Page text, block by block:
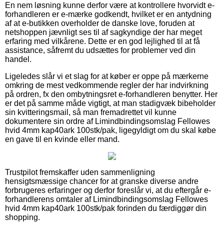
En nem løsning kunne derfor være at kontrollere hvorvidt e-
forhandleren er e-mærke godkendt, hvilket er en antydning
af at e-butikken overholder de danske love, foruden at
netshoppen jævnligt ses til af sagkyndige der har meget
erfaring med vilkårene. Dette er en god lejlighed til at få
assistance, såfremt du udsættes for problemer ved din
handel.
Ligeledes slår vi et slag for at køber er oppe på mærkerne
omkring de mest vedkommende regler der har indvirkning
på ordren, fx den ombytningsret e-forhandleren benytter. Her
er det på samme måde vigtigt, at man stadigvæk bibeholder
sin kvitteringsmail, så man fremadrettet vil kunne
dokumentere sin ordre af Limindbindingsomslag Fellowes
hvid 4mm kap40ark 100stk/pak, ligegyldigt om du skal købe
en gave til en kvinde eller mand.
Trustpilot fremskaffer uden sammenligning
hensigtsmæssige chancer for at granske diverse andre
forbrugeres erfaringer og derfor foreslår vi, at du eftergår e-
forhandlerens omtaler af Limindbindingsomslag Fellowes
hvid 4mm kap40ark 100stk/pak forinden du færdiggør din
shopping.